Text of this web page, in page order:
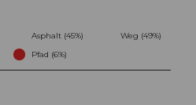
Asphalt (45%)
Weg (49%)
Pfad (6%)